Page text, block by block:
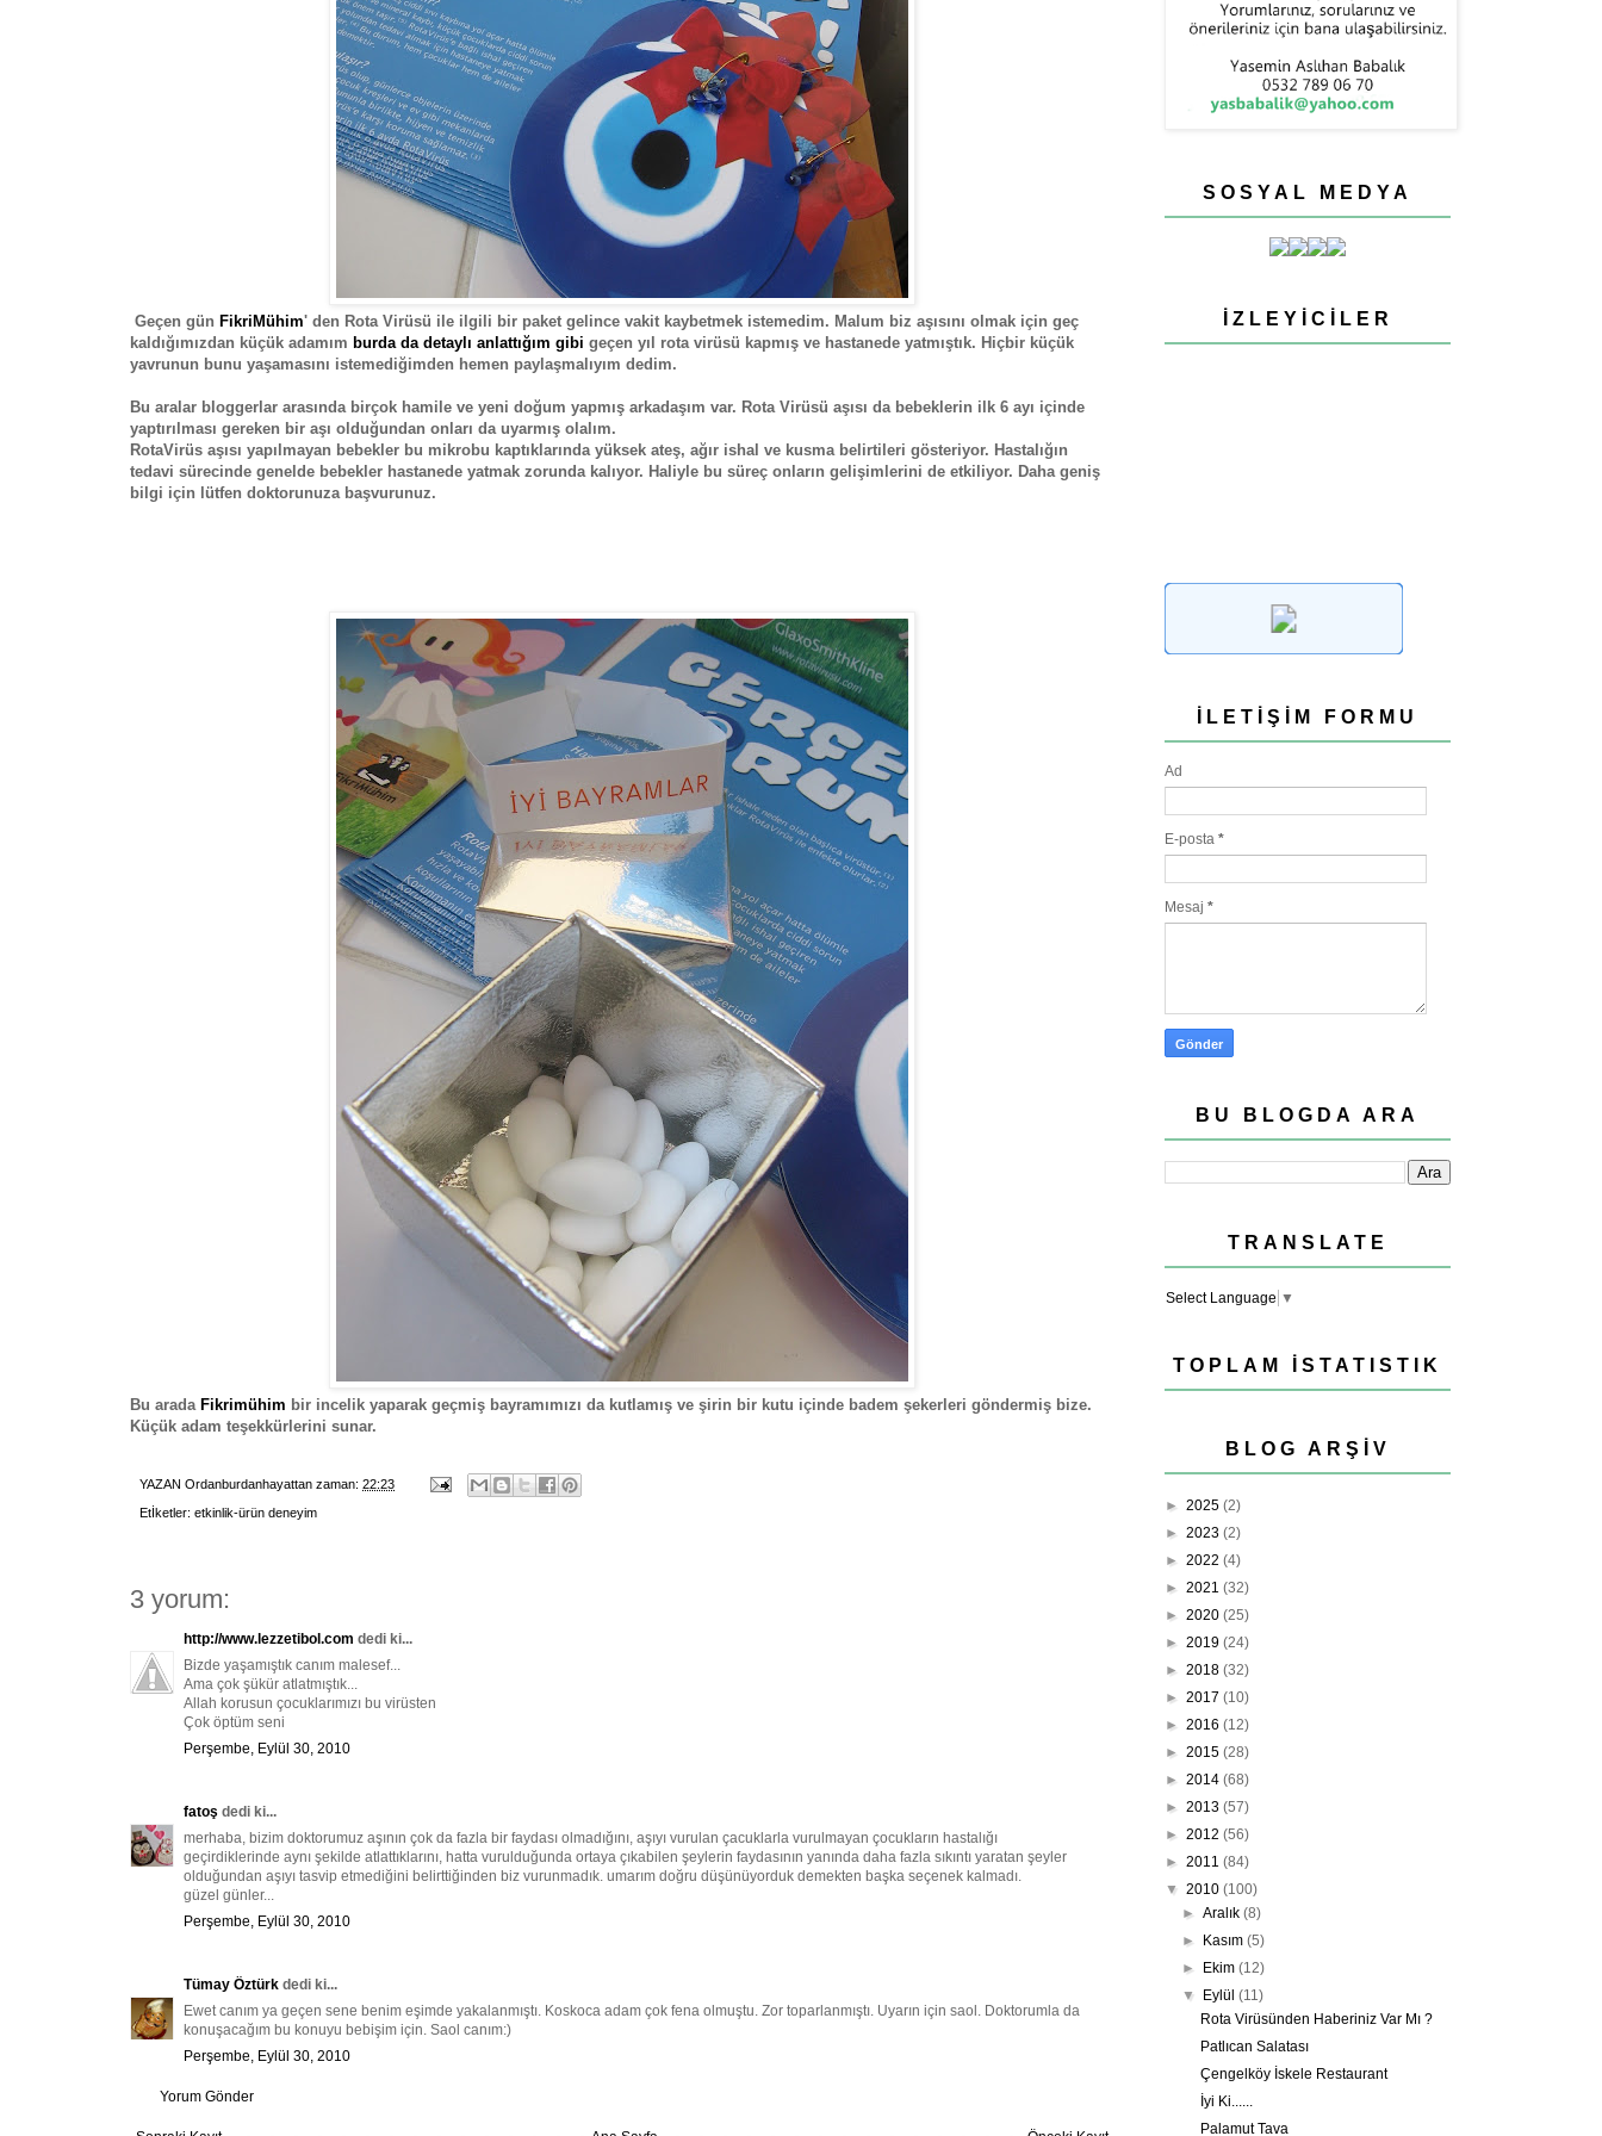
Geçen gün FikriMühim' den Rota Virüsü ile ilgili bir paket gelince vakit kaybetmek istemedim. Malum biz aşısını olmak için geç
kaldığımızdan küçük adamım burda da detaylı anlattığım gibi geçen yıl rota virüsü kapmış ve hastanede yatmıştık. Hiçbir küçük
yavrunun bunu yaşamasını istemediğimden hemen paylaşmalıyım dedim.
Bu aralar bloggerlar arasında birçok hamile ve yeni doğum yapmış arkadaşım var. Rota Virüsü aşısı da bebeklerin ilk 6 ayı içinde
yaptırılması gereken bir aşı olduğundan onları da uyarmış olalım.
RotaVirüs aşısı yapılmayan bebekler bu mikrobu kaptıklarında yüksek ateş, ağır ishal ve kusma belirtileri gösteriyor. Hastalığın
tedavi sürecinde genelde bebekler hastanede yatmak zorunda kalıyor. Haliyle bu süreç onların gelişimlerini de etkiliyor. Daha geniş
bilgi için lütfen doktorunuza başvurunuz.
Bu arada Fikrimühim bir incelik yaparak geçmiş bayramımızı da kutlamış ve şirin bir kutu içinde badem şekerleri göndermiş bize.
Küçük adam teşekkürlerini sunar.
YAZAN Ordanburdanhayattan zaman: 22:23
Etİketler: etkinlik-ürün deneyim
3 yorum:
http://www.lezzetibol.com dedi ki...
Bizde yaşamıştık canım malesef...
Ama çok şükür atlatmıştık...
Allah korusun çocuklarımızı bu virüsten
Çok öptüm seni
Perşembe, Eylül 30, 2010
fatoş dedi ki...
merhaba, bizim doktorumuz aşının çok da fazla bir faydası olmadığını, aşıyı vurulan çacuklarla vurulmayan çocukların hastalığı
geçirdiklerinde aynı şekilde atlattıklarını, hatta vurulduğunda ortaya çıkabilen şeylerin faydasının yanında daha fazla sıkıntı yaratan şeyler
olduğundan aşıyı tasvip etmediğini belirttiğinden biz vurunmadık. umarım doğru düşünüyorduk demekten başka seçenek kalmadı.
güzel günler...
Perşembe, Eylül 30, 2010
Tümay Öztürk dedi ki...
Ewet canım ya geçen sene benim eşimde yakalanmıştı. Koskoca adam çok fena olmuştu. Zor toparlanmıştı. Uyarın için saol. Doktorumla da
konuşacağım bu konuyu bebişim için. Saol canım:)
Perşembe, Eylül 30, 2010
Yorum Gönder
SOSYAL MEDYA
İZLEYICILER
İLETIŞIM FORMU
Ad
E-posta *
Mesaj *
BU BLOGDA ARA
TRANSLATE
Select Language ▼
TOPLAM İSTATISTIK
BLOG ARŞIV
► 2025 (2)
► 2023 (2)
► 2022 (4)
► 2021 (32)
► 2020 (25)
► 2019 (24)
► 2018 (32)
► 2017 (10)
► 2016 (12)
► 2015 (28)
► 2014 (68)
► 2013 (57)
► 2012 (56)
► 2011 (84)
▼ 2010 (100)
►Aralık(8)
► Kasım(5)
► Ekim(12)
▼ Eylül(11)
Rota Virüsünden Haberiniz Var Mı ?
Patlıcan Salatası
Çengelköy İskele Restaurant
İyi Ki......
Palamut Tava